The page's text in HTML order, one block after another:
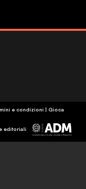
e condizioni | Gioca
editoriali